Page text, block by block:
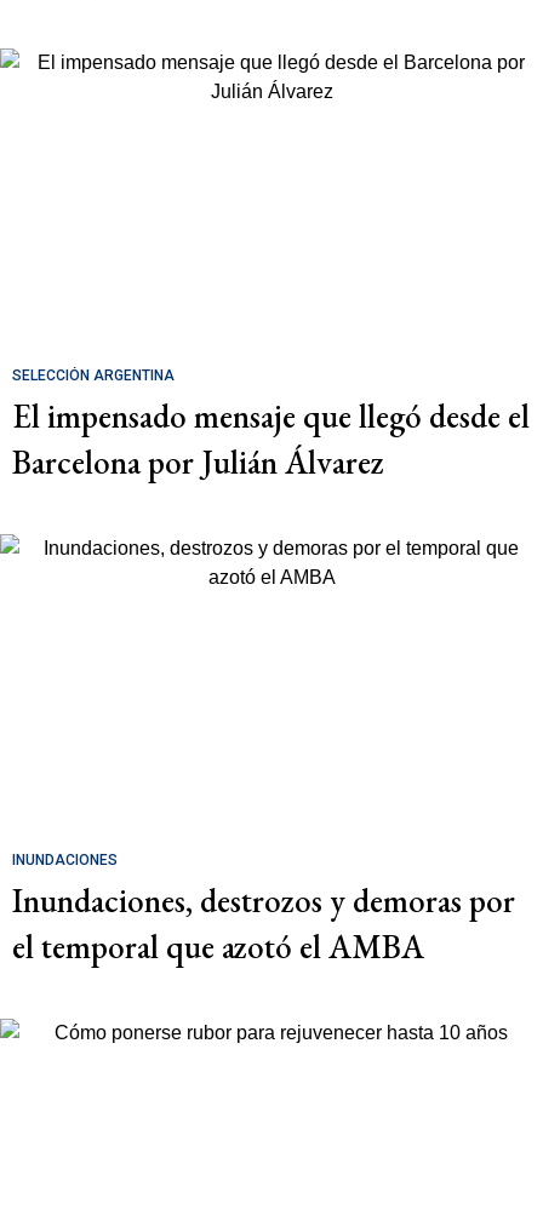
SELECCIÓN ARGENTINA
El impensado mensaje que llegó desde el
Barcelona por Julián Álvarez
INUNDACIONES
Inundaciones, destrozos y demoras por
el temporal que azotó el AMBA